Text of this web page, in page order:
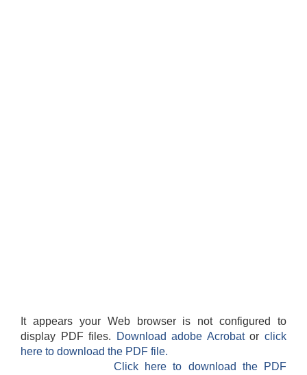
It appears your Web browser is not configured to
display PDF files.
Download adobe Acrobatorclick
here to download the PDF file.
Click here to download the PDF